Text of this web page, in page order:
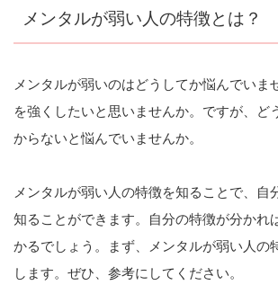
メンタルが弱い人の特徴とは？
メンタルが弱いのはどうしてか悩んでいま
を強くしたいと思いませんか。ですが、ど
からないと悩んでいませんか。
メンタルが弱い人の特徴を知ることで、自
知ることができます。自分の特徴が分かれ
かるでしょう。まず、メンタルが弱い人の
します。ぜひ、参考にしてください。